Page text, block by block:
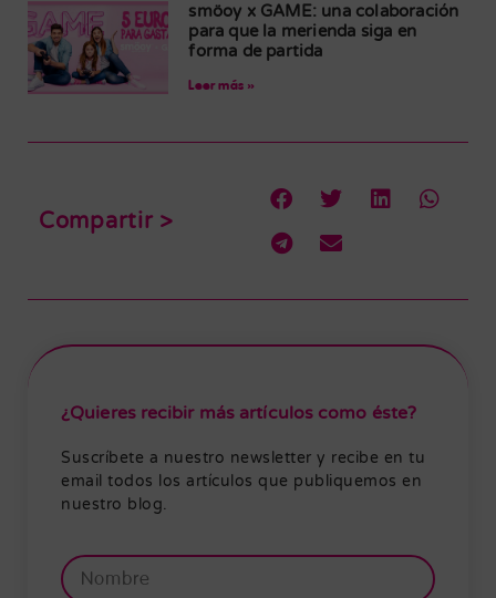
smöoy x GAME: una colaboración
para que la merienda siga en
forma de partida
Leer más »
Compartir >
¿Quieres recibir más artículos como éste?
Suscríbete a nuestro newsletter y recibe en tu
email todos los artículos que publiquemos en
nuestro blog.